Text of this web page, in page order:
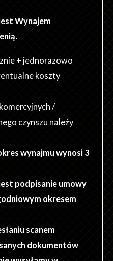
Wynajem
+ jednorazowo
koszty
/
czynszu należy
wynajmu wynosi 3
podpisanie umowy
okresem
scanem
dokumentów